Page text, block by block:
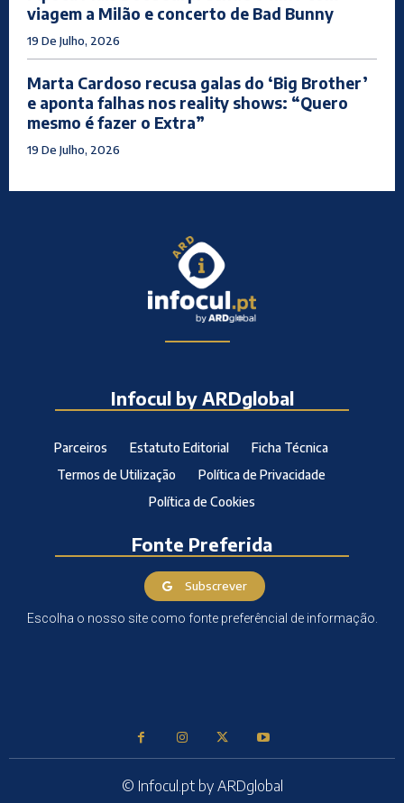
viagem a Milão e concerto de Bad Bunny
19 De Julho, 2026
Marta Cardoso recusa galas do ‘Big Brother’
e aponta falhas nos reality shows: “Quero
mesmo é fazer o Extra”
19 De Julho, 2026
Infocul by ARDglobal
Parceiros Estatuto Editorial
Ficha Técnica
Termos de Utilização
Política de Privacidade
Política de Cookies
Fonte Preferida
Subscrever
Escolha o nosso site como fonte preferêncial de informação.
© Infocul.pt by ARDglobal